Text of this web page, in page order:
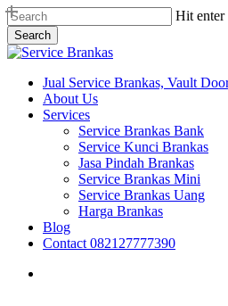
Skip
to
main
content
Hit enter
Search
Close
search
Menu
Jual Service Brankas, Vault
About Us
Services
Service Brankas Bank
Service Kunci Brankas
Jasa Pindah Brankas
Service Brankas Mini
Service Brankas Uang
Harga Brankas
Blog
Contact 082127777390